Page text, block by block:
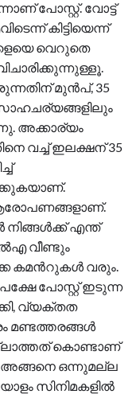
പോസ്റ്റ്. വോട്ട്
കിട്ടിയെന്ന്
വെറുതെ
മുന്‍പ്, 35
അക്കാര്യം
വച്ച് ഇലക്ഷന് 35
നിങ്ങള്‍ക്ക് എന്ത്
വീണ്ടും
കമന്‍റുകള്‍ വരും.
പോസ്റ്റ് ഇടുന്ന
വ്യക്തത
മണ്ടത്തരങ്ങള്‍
കൊണ്ടാണ്
അങ്ങനെ ഒന്നുമല്ല
സിനിമകളില്‍